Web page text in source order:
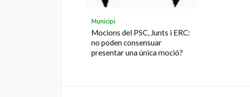
Municipi
Mocions del PSC, Junts i ERC:
no poden consensuar
presentar una única moció?